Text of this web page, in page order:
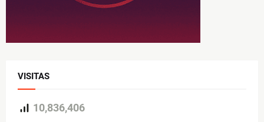
VISITAS
10,836,406